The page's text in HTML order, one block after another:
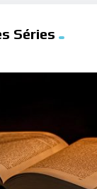
Séries